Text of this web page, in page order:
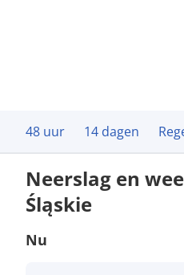
48 uur 14 dagen
Neerslag en
Śląskie
Nu